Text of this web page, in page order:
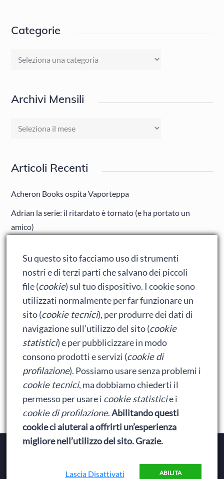
Categorie
Categorie
Archivi Mensili
Archivi
Articoli Recenti
Acheron Books ospita Vaporteppa
Adrian la serie: il ritardato è tornato (e ha portato un
amico)
Ralph spacca Internet: analisi del film
Bumblebee: un buon film dei Transformers
Meta
Accedi
Feed dei contenuti
Feed dei commenti
WordPress.org
Privacy Policy
Su questo sito facciamo uso di strumenti
nostri e di terzi parti che salvano dei piccoli
file (cookie) sul tuo dispositivo. I cookie sono
utilizzati normalmente per far funzionare un
sito (cookie tecnici), per produrre dei dati di
navigazione sull’utilizzo del sito (cookie
statistici) e per pubblicizzare in modo
consono prodotti e servizi (cookie di
profilazione). Possiamo usare senza problemi i
cookie tecnici, ma dobbiamo chiederti il
permesso per usare i cookie statisticie i
cookie di profilazione.Abilitando questi
cookie ci aiuterai a offrirti un’esperienza
migliore nell’utilizzo del sito. Grazie.
ABILITA
Lascia Disattivati